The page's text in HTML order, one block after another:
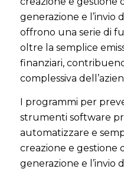
generazione e l’invio
offrono una serie di
oltre la semplice
finanziari,
complessiva
I programmi per
strumenti software
automatizzare e
creazione e gestione
generazione e l’invio